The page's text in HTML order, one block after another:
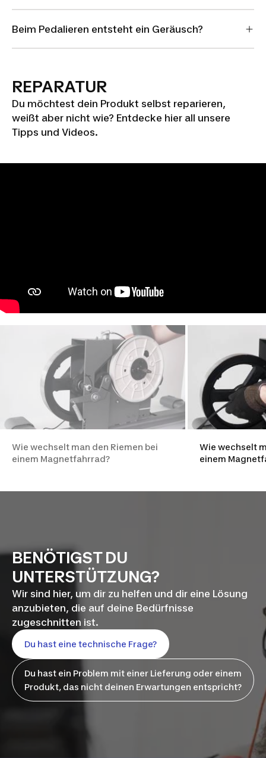
Beim Pedalieren entsteht ein Geräusch?
REPARATUR
Du möchtest dein Produkt selbst reparieren,
weißt aber nicht wie? Entdecke hier all unsere
Tipps und Videos.
Wie wechselt man den Riemen bei
einem Magnetfahrrad?
Wie wechselt
einem
BENÖTIGST DU
UNTERSTÜTZUNG?
Wir sind hier, um dir zu helfen und dir eine Lösung
anzubieten, die auf deine Bedürfnisse
zugeschnitten ist.
Du hast eine technische Frage?
Du hast ein Problem mit einer Lieferung oder einem
Produkt, das nicht deinen Erwartungen entspricht?